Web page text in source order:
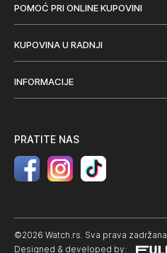
POMOĆ PRI ONLINE KUPOVINI
KUPOVINA U RADNJI
INFORMACIJE
PRATITE NAS
©2026 Watch.rs. Sva prava zadržana.
Designed & developed by: